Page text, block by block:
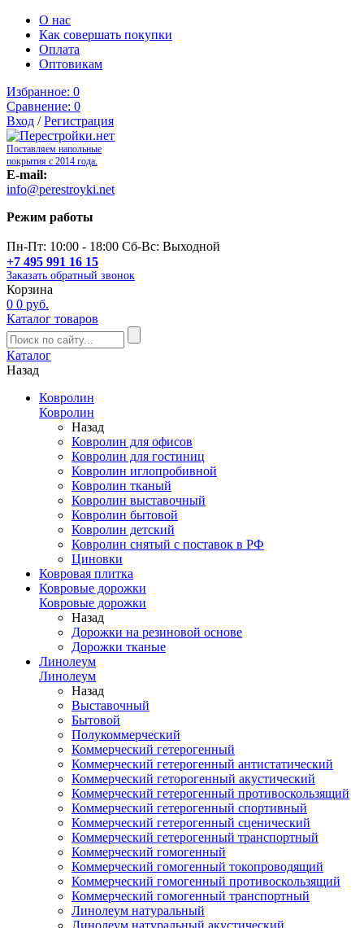
О нас
Как совершать покупки
Оплата
Оптовикам
Избранное: 0
Сравнение: 0
Вход /Регистрация
Поставляем напольные
покрытия с 2014 года.
E-mail:
info@perestroyki.net
Режим работы
Пн-Пт: 10:00 - 18:00 Сб-Вс: Выходной
+7 495 991 16 15
Заказать обратный звонок
Корзина
0 0 руб.
Каталог товаров
Каталог
Назад
Ковролин
Ковролин
Назад
Ковролин для офисов
Ковролин для гостиниц
Ковролин иглопробивной
Ковролин тканый
Ковролин выставочный
Ковролин бытовой
Ковролин детский
Ковролин снятый с поставок в РФ
Циновки
Ковровая плитка
Ковровые дорожки
Ковровые дорожки
Назад
Дорожки на резиновой основе
Дорожки тканые
Линолеум
Линолеум
Назад
Выставочный
Бытовой
Полукоммерческий
Коммерческий гетерогенный
Коммерческий гетерогенный антистатический
Коммерческий геторогенный акустический
Коммерческий гетерогенный противоскользящий
Коммерческий гетерогенный спортивный
Коммерческий гетерогенный сценический
Коммерческий гетерогенный транспортный
Коммерческий гомогенный
Коммерческий гомогенный токопроводящий
Коммерческий гомогенный противоскользящий
Коммерческий гомогенный транспортный
Линолеум натуральный
Линолеум натуральный акустический